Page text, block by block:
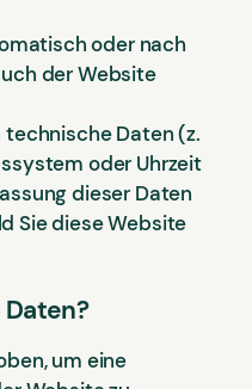
oder nach
der Website
Daten (z.
oder Uhrzeit
dieser Daten
Sie diese Website
um eine